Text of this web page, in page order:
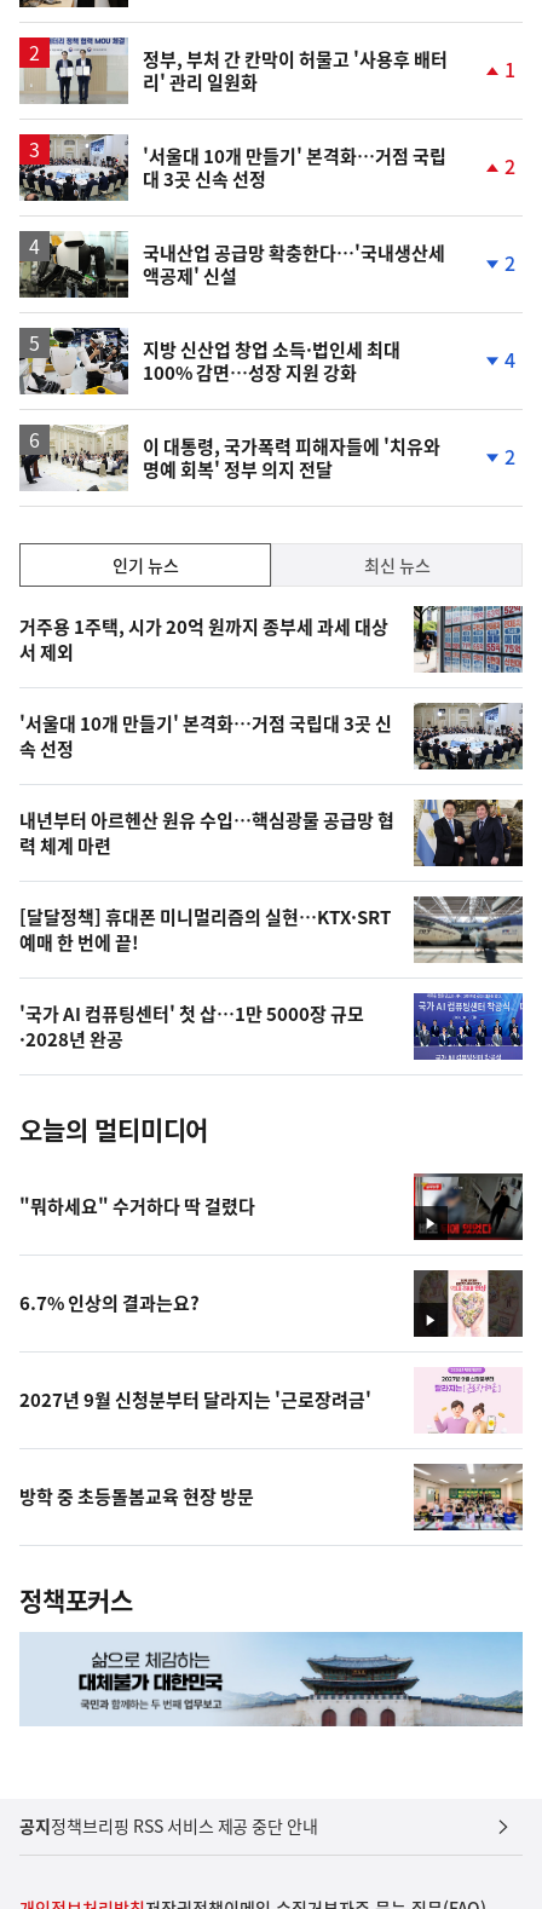
정부, 부처 간 칸막이 허물고 '사용후 배터
리' 관리 일원화
계
1
'서울대 10개 만들기' 본격화…거점 국립
대 3곳 신속 선정
계
2
국내산업 공급망 확충한다…'국내생산세
액공제' 신설
계
2
지방 신산업 창업 소득·법인세 최대
100% 감면…성장 지원 강화
계
4
이 대통령, 국가폭력 피해자들에 '치유와
명예 회복' 정부 의지 전달
계
락
2
기,
최
신,
오
늘
의
영
상
오
늘
의
사
진
인기 뉴스 최신 뉴스
기
뉴
스
거주용 1주택, 시가 20억 원까지 종부세 과세 대상
서 제외
'서울대 10개 만들기' 본격화…거점 국립대 3곳 신
속 선정
내년부터 아르헨산 원유 수입…핵심광물 공급망 협
력 체계 마련
[달달정책] 휴대폰 미니멀리즘의 실현…KTX·SRT
예매 한 번에 끝!
'국가 AI 컴퓨팅센터' 첫 삽…1만 5000장 규모
·2028년 완공
오늘의 멀티미디어
영
상
"뭐하세요" 수거하다 딱 걸렸다
영
상
6.7% 인상의 결과는요?
2027년 9월 신청분부터 달라지는 '근로장려금'
방학 중 초등돌봄교육 현장 방문
정책포커스
공지정책브리핑 RSS 서비스 제공 중단 안내